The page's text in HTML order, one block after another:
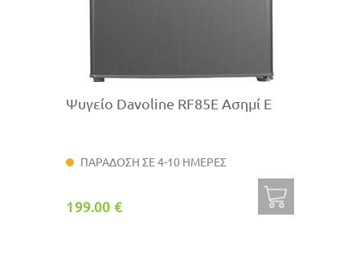
Ψυγείο Davoline RF85E Ασημί E
ΠΑΡΑΔΟΣΗ ΣΕ 4-10 ΗΜΕΡΕΣ
199.00 €